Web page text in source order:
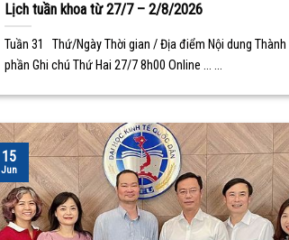
Lịch tuần khoa từ 27/7 – 2/8/2026
Tuần 31 Thứ/Ngày Thời gian / Địa điểm Nội dung Thành
phần Ghi chú Thứ Hai 27/7 8h00 Online ... ...
15
Jun